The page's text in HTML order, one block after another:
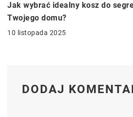
Jak wybrać idealny kosz do
Twojego domu?
10 listopada 2025
DODAJ